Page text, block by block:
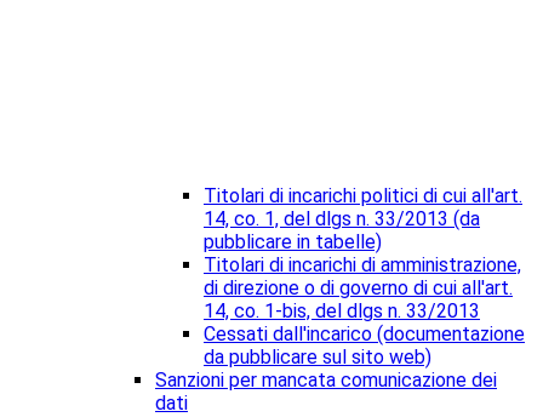
Titolari di incarichi politici di cui all'art.
14, co. 1, del dlgs n. 33/2013 (da
pubblicare in tabelle)
Titolari di incarichi di amministrazione,
di direzione o di governo di cui all'art.
14, co. 1-bis, del dlgs n. 33/2013
Cessati dall'incarico (documentazione
da pubblicare sul sito web)
Sanzioni per mancata comunicazione dei
dati